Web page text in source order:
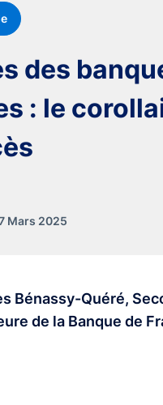
des
: le
Mars 2025
Bénassy-Quéré,
de la Banque de